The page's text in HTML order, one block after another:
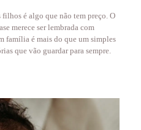
é algo que não tem preço. O
merece ser lembrada com
família é mais do que um simples
que vão guardar para sempre.